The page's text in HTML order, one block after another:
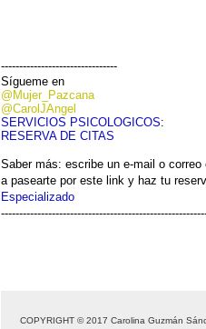
--------------------------------
Sígueme en
@Mujer_Pazcana
@CarolJAngel
SERVICIOS PSICOLOGICOS:
RESERVA DE CITAS
Saber más: escribe un e-mail o correo
a pasearte por este link y haz tu
Especializado
COPYRIGHT © 2017 Carolina Guzmán